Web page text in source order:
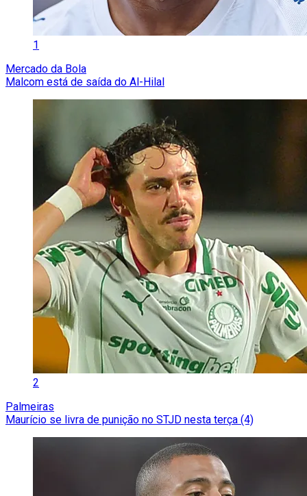
1
Mercado da Bola
Malcom está de saída do Al-Hilal
2
Palmeiras
Maurício se livra de punição no STJD nesta terça (4)